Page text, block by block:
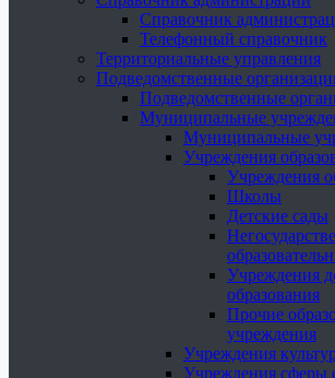
Справочник
Телефонный справочник
Территориальные управления
Подведомственные
Подведомственные
Муниципальные
Муниципальные
Учреждения
Учреждения
Школы
Детские сады
Учреждения
образования
Прочие
учреждения
Учреждения
Учреждения сферы